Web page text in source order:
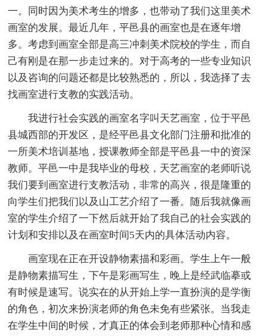
一。同时因为美术考生的增多，也带动了我们这里美术
画室的发展。最近几年，平邑县的画室也是在逐年增
多。考虑到画室全部是高三冲刺美术院校的学生，而自
己有刚是在那一步走过来的。对于高考的一些专业知识
以及咨询的问题还都是比较熟悉的，所以，我选择了去
找画室进行支教的实践活动。
我进行社会实践的画室名字叫天艺画室，位于平邑
县城西部的开发区，是经平邑县文化部门注册和批准的
一所美术培训基地，授课教师全部是平邑县一中的资深
教师。平邑一中是我毕业的母校，天艺画室的老师听说
我们要到画室进行支教活动，非常的高兴，很是隆重的
向学生们把我们以及山工艺介绍了一番。随后我就像画
室的学生介绍了一下然后就开始了我自己的社会实践的
计划和安排以及在画室时间5天内的具体活动内容。
画室现在正在开设静物素描和彩画。学生上午一般
是静物素描写生，下午是彩画写生，晚上是经武临摹或
有时候是速写。说实在的从开始上学一直扮演的是学衡
的角色，初次来扮演老师的角色未免有些紧张。当我走
在学生中间的时候，才真正的体会到老师那种心情和感